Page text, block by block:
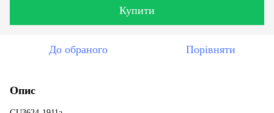
Купити
До обраного Порівняти
Опис